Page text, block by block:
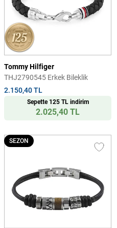
Tommy Hilfiger
THJ2790545 Erkek Bileklik
2.150,40 TL
Sepette 125 TL indirim
2.025,40 TL
SEZON